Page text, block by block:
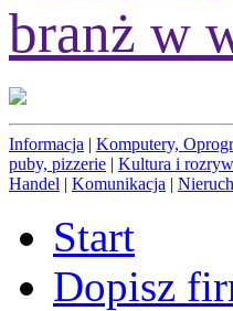
branż w
Informacja | Komputery,
puby, pizzerie | Kultura i
Handel | Komunikacja |
Start
Dopisz